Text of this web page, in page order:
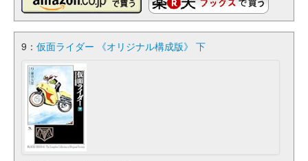
9： 仮面ライダー 《オリジナル構成版》 下